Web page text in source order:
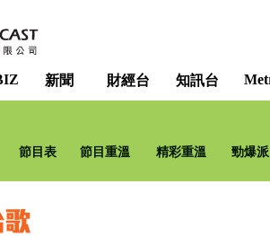
新聞 財經台 知訊台
節目表 節目重溫 精彩重溫 勁爆